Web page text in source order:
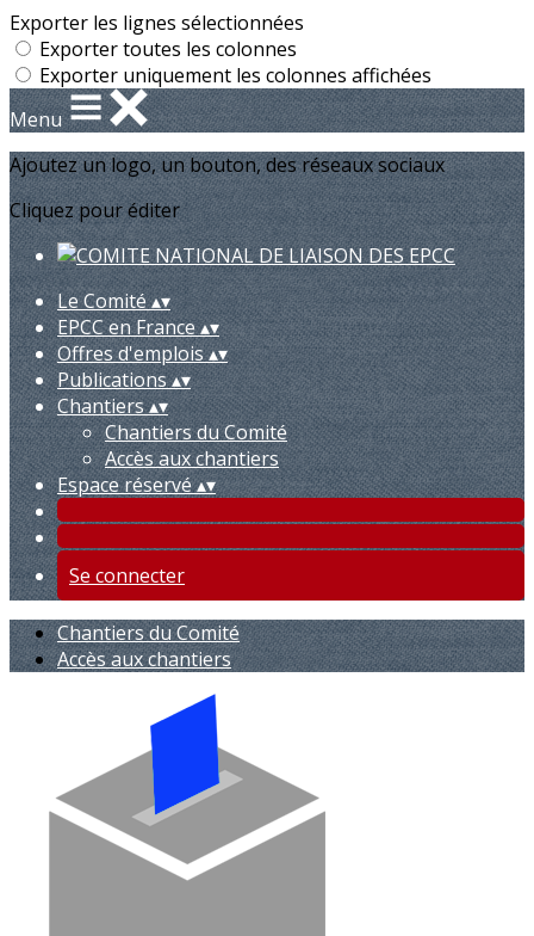
Exporter les lignes sélectionnées
Exporter toutes les colonnes
Exporter uniquement les colonnes affichées
Menu
Ajoutez un logo, un bouton, des réseaux sociaux
Cliquez pour éditer
Le Comité▴▾
EPCC en France▴▾
Offres d'emplois▴▾
Publications▴▾
Chantiers▴▾
Chantiers du Comité
Accès aux chantiers
Espace réservé▴▾
Se connecter
Chantiers du Comité
Accès aux chantiers